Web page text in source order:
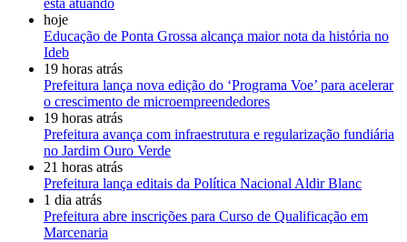
está atuando
hoje
Educação de Ponta Grossa alcança maior nota da história no
Ideb
19 horas atrás
Prefeitura lança nova edição do ‘Programa Voe’ para acelerar
o crescimento de microempreendedores
19 horas atrás
Prefeitura avança com infraestrutura e regularização fundiária
no Jardim Ouro Verde
21 horas atrás
Prefeitura lança editais da Política Nacional Aldir Blanc
1 dia atrás
Prefeitura abre inscrições para Curso de Qualificação em
Marcenaria